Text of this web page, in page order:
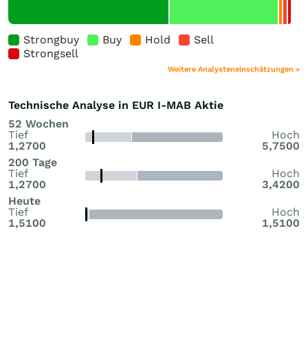
Strongbuy Buy Hold
Sell
Strongsell
Weitere Analysteneinschätzungen »
Technische Analyse in EUR I-MAB Aktie
52 Wochen
Tief
1,2700
Hoch
5,7500
200 Tage
Tief
1,2700
Hoch
3,4200
Heute
Tief
1,5100
Hoch
1,5100